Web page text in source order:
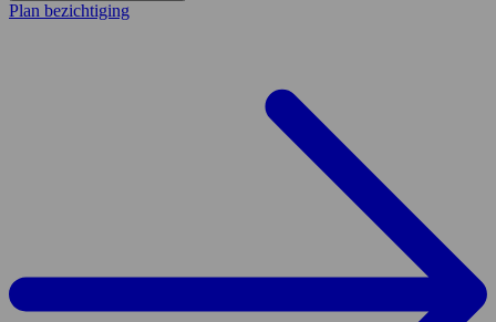
Plan bezichtiging